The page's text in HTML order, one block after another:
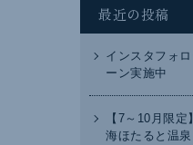
最近の投稿
インスタフォ
ーン実施中
【7～10月限定
海ほたると温